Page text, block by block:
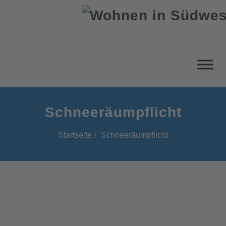
Schneeräumpflicht
Startseite Schneeräumpflicht